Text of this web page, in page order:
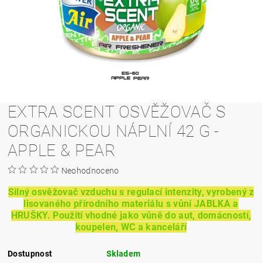
EXTRA SCENT OSVĚŽOVAČ S
ORGANICKOU NÁPLNÍ 42 G -
APPLE & PEAR
Neohodnoceno
Silný osvěžovač vzduchu s regulací intenzity, vyrobený z
lisovaného přírodního materiálu s vůní JABLKA a
HRUŠKY. Použití vhodné jako vůně do aut, domácností,
koupelen, WC a kanceláří
Dostupnost
Skladem